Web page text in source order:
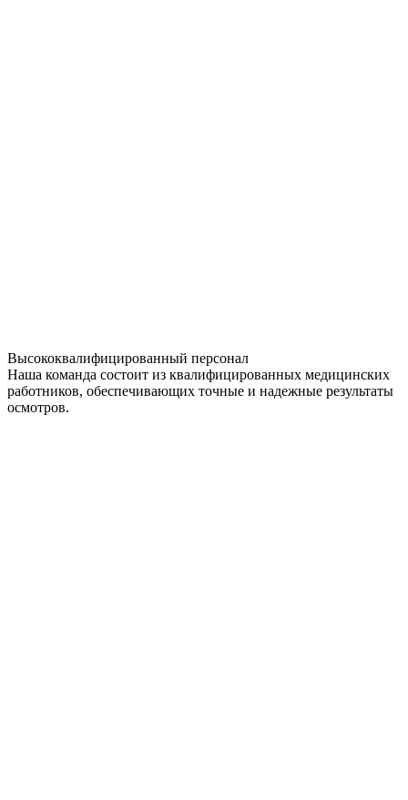
Высококвалифицированный персонал
Наша команда состоит из квалифицированных медицинских
работников, обеспечивающих точные и надежные результаты
осмотров.